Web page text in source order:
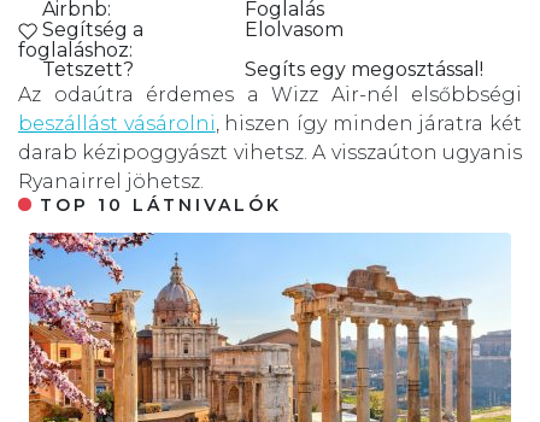
Airbnb:
Foglalás
Segítség a
foglaláshoz:
Elolvasom
Tetszett?
Segíts egy megosztással!
Az odaútra érdemes a Wizz Air-nél elsőbbségi
beszállást vásárolni, hiszen így minden járatra két
darab kézipoggyászt vihetsz. A visszaúton ugyanis
Ryanairrel jöhetsz.
TOP 10 LÁTNIVALÓK